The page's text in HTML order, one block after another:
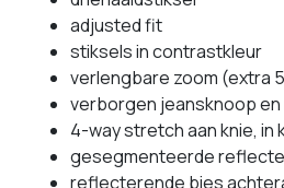
adjusted fit
stiksels in contrastkleur
verlengbare zoom (extra
verborgen jeansknoop en
4-way stretch aan knie, in
gesegmenteerde
reflecterende bies